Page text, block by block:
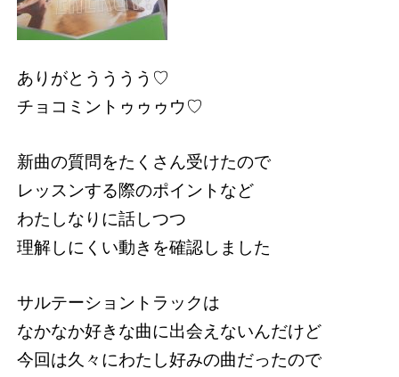
ありがとうううう♡
チョコミントゥゥゥウ♡
新曲の質問をたくさん受けたので
レッスンする際のポイントなど
わたしなりに話しつつ
理解しにくい動きを確認しました
サルテーショントラックは
なかなか好きな曲に出会えないんだけど
今回は久々にわたし好みの曲だったので